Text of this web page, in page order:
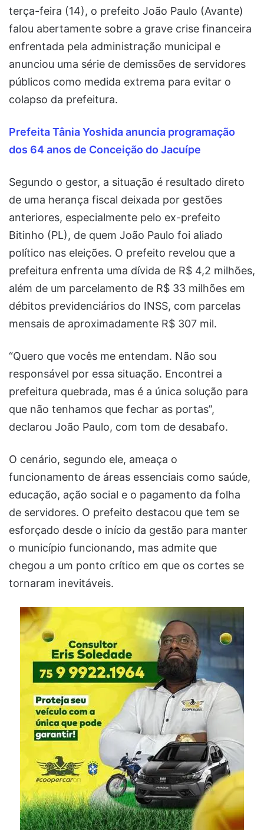
terça-feira (14), o prefeito João Paulo (Avante)
falou abertamente sobre a grave crise financeira
enfrentada pela administração municipal e
anunciou uma série de demissões de servidores
públicos como medida extrema para evitar o
colapso da prefeitura.
Prefeita Tânia Yoshida anuncia programação
dos 64 anos de Conceição do Jacuípe
Segundo o gestor, a situação é resultado direto
de uma herança fiscal deixada por gestões
anteriores, especialmente pelo ex-prefeito
Bitinho (PL), de quem João Paulo foi aliado
político nas eleições. O prefeito revelou que a
prefeitura enfrenta uma dívida de R$ 4,2 milhões,
além de um parcelamento de R$ 33 milhões em
débitos previdenciários do INSS, com parcelas
mensais de aproximadamente R$ 307 mil.
“Quero que vocês me entendam. Não sou
responsável por essa situação. Encontrei a
prefeitura quebrada, mas é a única solução para
que não tenhamos que fechar as portas”,
declarou João Paulo, com tom de desabafo.
O cenário, segundo ele, ameaça o
funcionamento de áreas essenciais como saúde,
educação, ação social e o pagamento da folha
de servidores. O prefeito destacou que tem se
esforçado desde o início da gestão para manter
o município funcionando, mas admite que
chegou a um ponto crítico em que os cortes se
tornaram inevitáveis.